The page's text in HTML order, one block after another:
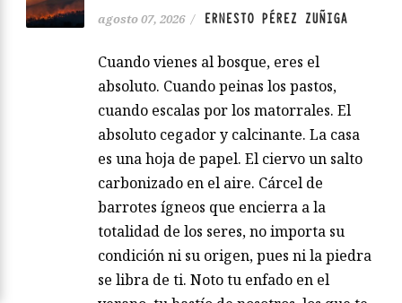
agosto 07, 2026 / ERNESTO PÉREZ ZUÑIGA
Cuando vienes al bosque, eres el
absoluto. Cuando peinas los pastos,
cuando escalas por los matorrales. El
absoluto cegador y calcinante. La casa
es una hoja de papel. El ciervo un salto
carbonizado en el aire. Cárcel de
barrotes ígneos que encierra a la
totalidad de los seres, no importa su
condición ni su origen, pues ni la piedra
se libra de ti. Noto tu enfado en el